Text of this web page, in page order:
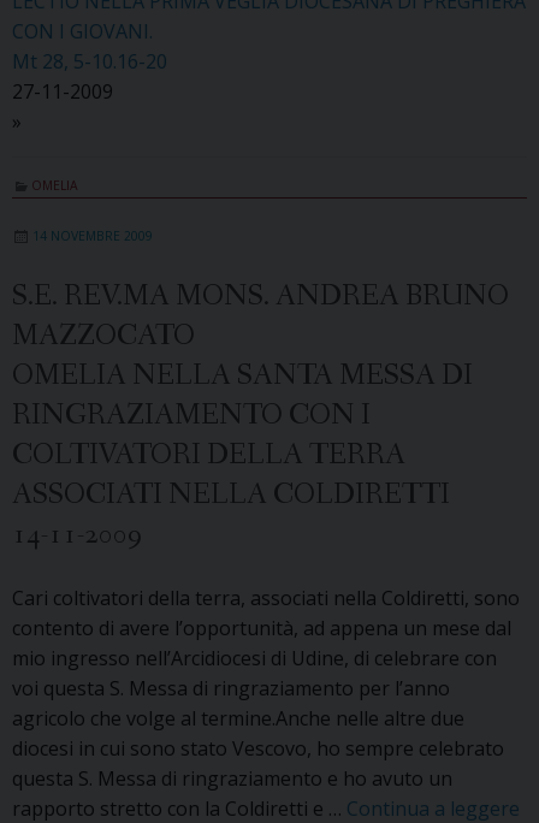
CON I GIOVANI.
Mt 28, 5-10.16-20
27-11-2009
»
OMELIA
14 NOVEMBRE 2009
S.E. REV.MA MONS. ANDREA BRUNO
MAZZOCATO
OMELIA NELLA SANTA MESSA DI
RINGRAZIAMENTO CON I
COLTIVATORI DELLA TERRA
ASSOCIATI NELLA COLDIRETTI
14-11-2009
Cari coltivatori della terra, associati nella Coldiretti, sono
contento di avere l’opportunità, ad appena un mese dal
mio ingresso nell’Arcidiocesi di Udine, di celebrare con
voi questa S. Messa di ringraziamento per l’anno
agricolo che volge al termine.Anche nelle altre due
diocesi in cui sono stato Vescovo, ho sempre celebrato
questa S. Messa di ringraziamento e ho avuto un
rapporto stretto con la Coldiretti e … Continua a leggere